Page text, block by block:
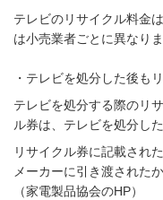
テレビのリサイクル料金
は小売業者ごとに異なり
・テレビを処分した後も
テレビを処分する際のリ
ル券は、テレビを処分し
リサイクル券に記載され
メーカーに引き渡された
（家電製品協会のHP）